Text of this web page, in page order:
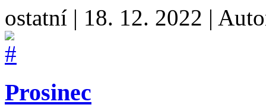
ostatní | 18. 12. 2022 |
Prosinec